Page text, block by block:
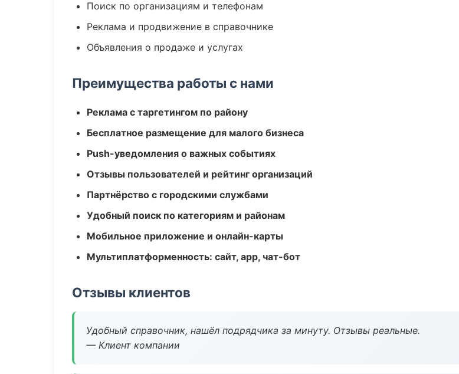
Поиск по организациям и телефонам
Реклама и продвижение в справочнике
Объявления о продаже и услугах
Преимущества работы с нами
Реклама с таргетингом по району
Бесплатное размещение для малого бизнеса
Push-уведомления о важных событиях
Отзывы пользователей и рейтинг организаций
Партнёрство с городскими службами
Удобный поиск по категориям и районам
Мобильное приложение и онлайн-карты
Мультиплатформенность: сайт, app, чат-бот
Отзывы клиентов
Удобный справочник, нашёл подрядчика за минуту. Отзывы реальные.
— Клиент компании